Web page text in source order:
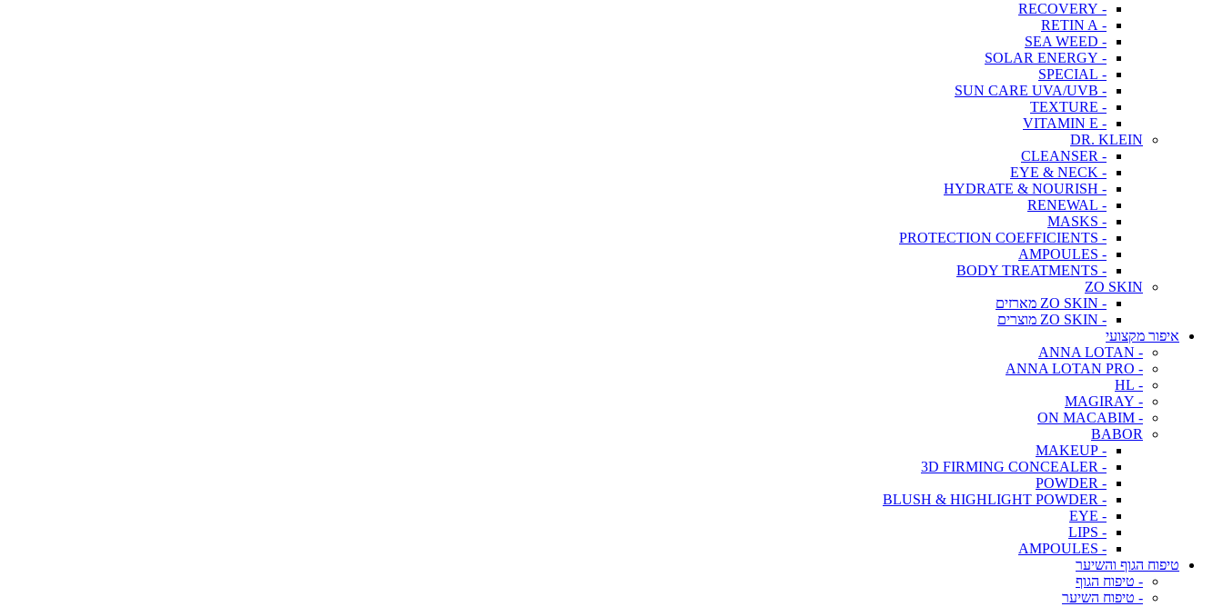
- RECOVERY
- RETIN A
- SEA WEED
- SOLAR ENERGY
- SPECIAL
- SUN CARE UVA/UVB
- TEXTURE
- VITAMIN E
DR. KLEIN
- CLEANSER
- EYE & NECK
- HYDRATE & NOURISH
- RENEWAL
- MASKS
- PROTECTION COEFFICIENTS
- AMPOULES
- BODY TREATMENTS
ZO SKIN
- ZO SKIN מארזים
- ZO SKIN מוצרים
איפור מקצועי
- ANNA LOTAN
- ANNA LOTAN PRO
- HL
- MAGIRAY
- ON MACABIM
BABOR
- MAKEUP
- 3D FIRMING CONCEALER
- POWDER
- BLUSH & HIGHLIGHT POWDER
- EYE
- LIPS
- AMPOULES
טיפוח הגוף והשיער
- טיפוח הגוף
- טיפוח השיער